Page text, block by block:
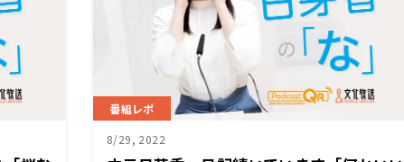
番組レポ
8/29, 2022